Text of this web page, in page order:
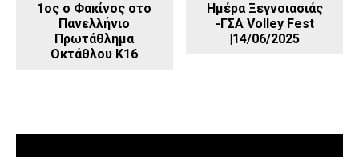
1ος ο Φακίνος στο
Πανελλήνιο
Πρωτάθλημα
Οκτάθλου Κ16
Ημέρα Ξεγνοιασιάς
-ΓΣΑ Volley Fest
|14/06/2025